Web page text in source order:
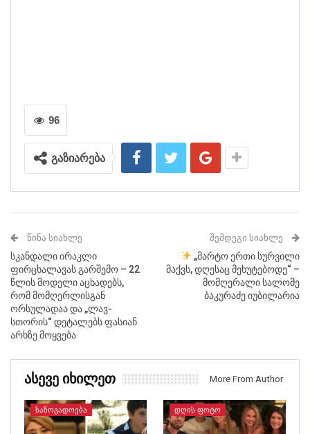
96
გაზიარება
ᲬᲘᲜᲐ ᲡᲘᲐᲮᲚᲔ
სკანდალი ირაკლი
ფირცხალავას გარშემო – 22
წლის მოდელი აცხადებს,
რომ მომღერლისგან
ორსულადაა და „ლავ-
სთორის“ დეტალებს ფასიან
არხზე მოყვება
ᲨᲔᲛᲓᲔᲒᲘ ᲡᲘᲐᲮᲚᲔ
„მარტო ერთი სურვილი
მაქვს, დღესაც მეხუტებოდე“ –
მომღერალი სალომე
ბაკურაძე იუბილარია
Ასევე Იხილეთ More From Author
ᲡᲐᲖᲝᲒᲐᲓᲝᲔᲑᲐ ᲓᲦᲘᲡ ᲤᲝᲢᲝ